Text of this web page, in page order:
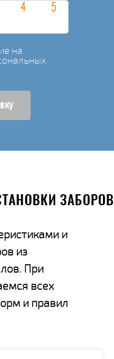
на
ЗАБОРОВ
и
из
При
всех
и правил